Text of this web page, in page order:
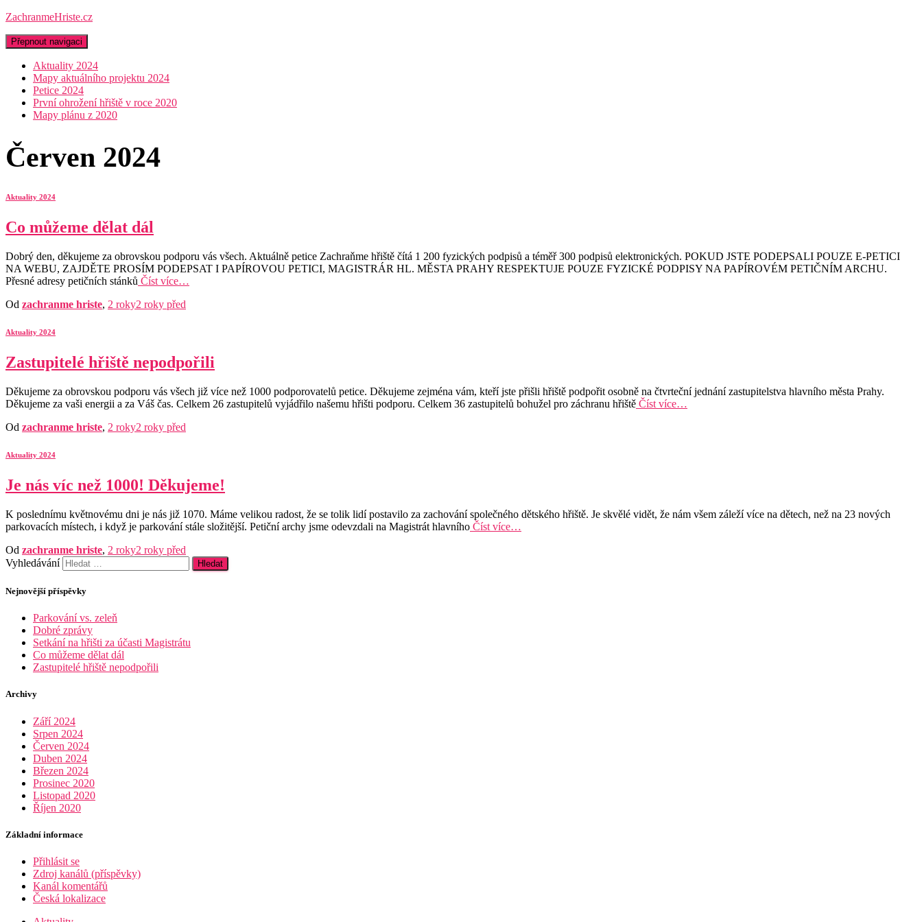
ZachranmeHriste.cz
Přepnout navigaci
Aktuality 2024
Mapy aktuálního projektu 2024
Petice 2024
První ohrožení hřiště v roce 2020
Mapy plánu z 2020
Červen 2024
Aktuality 2024
Co můžeme dělat dál
Dobrý den, děkujeme za obrovskou podporu vás všech. Aktuálně petice Zachraňme hřiště čítá 1 200 fyzických podpisů a téměř 300 podpisů elektronických. POKUD JSTE PODEPSALI POUZE E-PETICI
NA WEBU, ZAJDĚTE PROSÍM PODEPSAT I PAPÍROVOU PETICI, MAGISTRÁR HL. MĚSTA PRAHY RESPEKTUJE POUZE FYZICKÉ PODPISY NA PAPÍROVÉM PETIČNÍM ARCHU.
Přesné adresy petičních stánků Číst více…
Od zachranme hriste, 2 roky2 roky před
Aktuality 2024
Zastupitelé hřiště nepodpořili
Děkujeme za obrovskou podporu vás všech již více než 1000 podporovatelů petice. Děkujeme zejména vám, kteří jste přišli hřiště podpořit osobně na čtvrteční jednání zastupitelstva hlavního města Prahy.
Děkujeme za vaši energii a za Váš čas. Celkem 26 zastupitelů vyjádřilo našemu hřišti podporu. Celkem 36 zastupitelů bohužel pro záchranu hřiště Číst více…
Od zachranme hriste, 2 roky2 roky před
Aktuality 2024
Je nás víc než 1000! Děkujeme!
K poslednímu květnovému dni je nás již 1070. Máme velikou radost, že se tolik lidí postavilo za zachování společného dětského hřiště. Je skvělé vidět, že nám všem záleží více na dětech, než na 23 nových
parkovacích místech, i když je parkování stále složitější. Petiční archy jsme odevzdali na Magistrát hlavního Číst více…
Od zachranme hriste, 2 roky2 roky před
Vyhledávání
Nejnovější příspěvky
Parkování vs. zeleň
Dobré zprávy
Setkání na hřišti za účasti Magistrátu
Co můžeme dělat dál
Zastupitelé hřiště nepodpořili
Archivy
Září 2024
Srpen 2024
Červen 2024
Duben 2024
Březen 2024
Prosinec 2020
Listopad 2020
Říjen 2020
Základní informace
Přihlásit se
Zdroj kanálů (příspěvky)
Kanál komentářů
Česká lokalizace